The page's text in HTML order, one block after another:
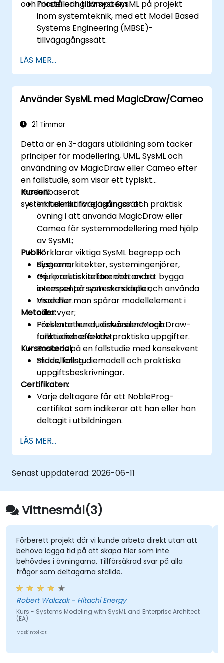
och modellering av system.
Förstå och tillämpa SysML på projekt
inom systemteknik, med ett Model Based
Systems Engineering (MBSE)-
tillvägagångssätt.
användningsfallsmodeller.
Designa och analysera
systemarkitekturen.
LÄS MER...
Använder SysML med MagicDraw/Cameo
21 Timmar
Detta är en 3-dagars utbildning som täcker
principer för modellering, UML, SysML och
användning av MagicDraw eller Cameo efter
en fallstudie, som visar ett typiskt
modellbaserat
systemtekniktillvägagångssätt.
Kursen:
Inkluderar föreläsningar och praktisk
övning i att använda MagicDraw eller
Cameo för systemmodellering med hjälp
av SysML;
Förklarar viktiga SysML begrepp och
diagram;
Ger praktisk erfarenhet av att bygga
exempel på systemmodeller;
Visar hur man spårar modellelement i
olika vyer;
Förklarar hur du använder MagicDraw-
funktioner effektivt;
Baseras på en fallstudie med konsekvent
modellering.
Publik:
Systemarkitekter, systemingenjörer,
mjukvaruarkitekter och andra
intressenter som ska skapa och använda
modeller.
Metoder:
Presentationer, diskussioner och
fallstudiebaserade praktiska uppgifter.
Kursmaterial:
Slides, fallstudiemodell och praktiska
uppgiftsbeskrivningar.
Certifikaten:
Varje deltagare får ett NobleProg-
certifikat som indikerar att han eller hon
deltagit i utbildningen.
LÄS MER...
Senast uppdaterad: 2026-06-11
Vittnesmål(3)
Förberett projekt där vi kunde arbeta direkt utan att
behöva lägga tid på att skapa filer som inte
behövdes i övningarna. Tillförsäkrad svar på alla
frågor som deltagarna ställde.
Robert Walczak - Hitachi Energy
Kurs - Systems Modeling with SysML and Enterprise Architect
(EA)
Maskintolkat